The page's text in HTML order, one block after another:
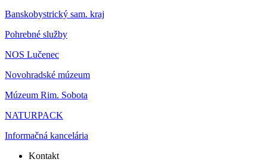
Banskobystrický sam. kraj
Pohrebné služby
NOS Lučenec
Novohradské múzeum
Múzeum Rim. Sobota
NATURPACK
Informačná kancelária
Kontakt